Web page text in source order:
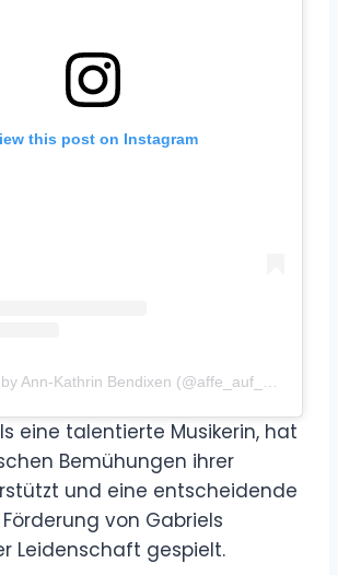
this post on Instagram
eine talentierte Musikerin, hat
Bemühungen ihrer
und eine entscheidende
von Gabriels
Leidenschaft gespielt.